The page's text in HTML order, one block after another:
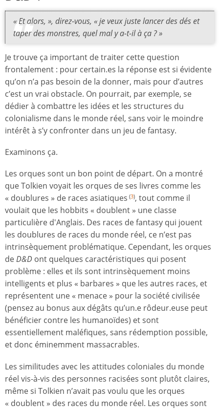
« Et alors, », direz-vous, « je veux juste lancer des dés et
taper des monstres, quel mal y a-t-il à ça ? »
Je trouve ça important de traiter cette question
frontalement : pour certain.es la réponse est si évidente
qu’on n’a pas besoin de la donner, mais pour d’autres
c’est un vrai obstacle. On pourrait, par exemple, se
dédier à combattre les idées et les structures du
colonialisme dans le monde réel, sans voir le moindre
intérêt à s’y confronter dans un jeu de fantasy.
Examinons ça.
Les orques sont un bon point de départ. On a montré
que Tolkien voyait les orques de ses livres comme les
« doublures » de races asiatiques (3), tout comme il
voulait que les hobbits « doublent » une classe
particulière d'Anglais. Des races de fantasy qui jouent
les doublures de races du monde réel, ce n’est pas
intrinsèquement problématique. Cependant, les orques
deD&D ont quelques caractéristiques qui posent
problème : elles et ils sont intrinsèquement moins
intelligents et plus « barbares » que les autres races, et
représentent une « menace » pour la société civilisée
(pensez au bonus aux dégâts qu’un.e rôdeur.euse peut
bénéficier contre les humanoïdes) et sont
essentiellement maléfiques, sans rédemption possible,
et donc éminemment massacrables.
Les similitudes avec les attitudes coloniales du monde
réel vis-à-vis des personnes racisées sont plutôt claires,
même si Tolkien n’avait pas voulu que les orques
« doublent » des races du monde réel. Les orques sont